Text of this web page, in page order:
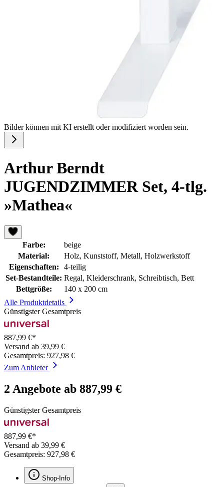
Bilder können mit KI erstellt oder modifiziert worden sein.
Arthur Berndt
JUGENDZIMMER Set, 4-tlg.
»Mathea«
Farbe:
beige
Material:
Holz, Kunststoff, Metall, Holzwerkstoff
Eigenschaften:
4-teilig
Set-Bestandteile: Regal, Kleiderschrank, Schreibtisch, Bett
Bettgröße:
140 x 200 cm
Alle Produktdetails
Günstigster Gesamtpreis
887,99 €*
Versand ab 39,99 €
Gesamtpreis: 927,98 €
Zum Anbieter
2 Angebote ab 887,99 €
Günstigster Gesamtpreis
887,99 €*
Versand ab 39,99 €
Gesamtpreis: 927,98 €
Shop-Info